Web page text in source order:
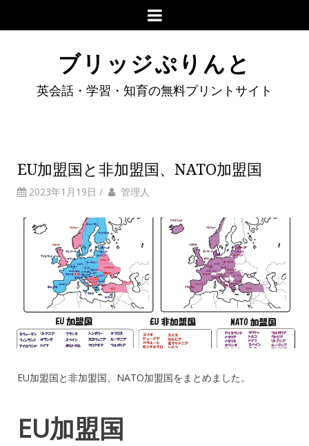
ブリッジぷりんと
英会話・学習・知育の無料プリントサイト
EU加盟国と非加盟国、NATO加盟国
2023年1月19日 / 管理人
EU加盟国と非加盟国、NATO加盟国をまとめました。
EU加盟国